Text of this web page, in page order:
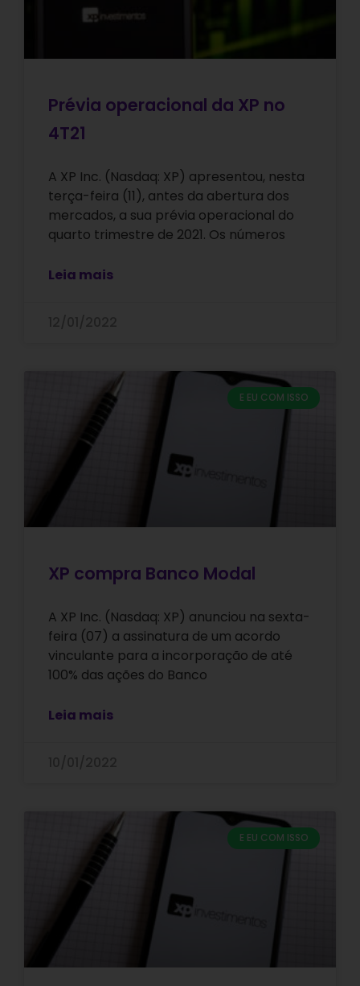
Prévia operacional da XP no
4T21
A XP Inc. (Nasdaq: XP) apresentou, nesta
terça-feira (11), antes da abertura dos
mercados, a sua prévia operacional do
quarto trimestre de 2021. Os números
Leia mais
E EU COM ISSO
XP compra Banco Modal
A XP Inc. (Nasdaq: XP) anunciou na sexta-
feira (07) a assinatura de um acordo
vinculante para a incorporação de até
100% das ações do Banco
Leia mais
E EU COM ISSO